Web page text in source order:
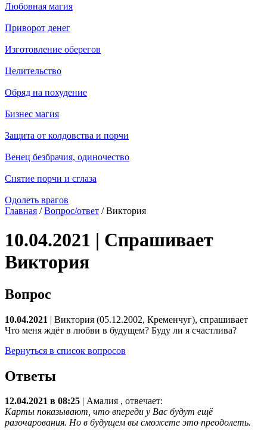
Любовная магия
Приворот денег
Изготовление оберегов
Целительство
Обряд на похудение
Бизнес магия
Защита от колдовства и порчи
Венец безбрачия, одиночество
Снятие порчи и сглаза
Одолеть врагов
Главная /Вопрос/ответ / Виктория
10.04.2021 | Спрашивает
Виктория
Вопрос
10.04.2021 | Виктория (05.12.2002, Кременчуг), спрашивает
Что меня ждёт в любви в будущем? Буду ли я счастлива?
Вернуться в список вопросов
Ответы
12.04.2021 в 08:25 Амалия , отвечает:
Карты показывают, что впереди у Вас будут ещё
разочарования. Но в будущем вы сможете это преодолеть.